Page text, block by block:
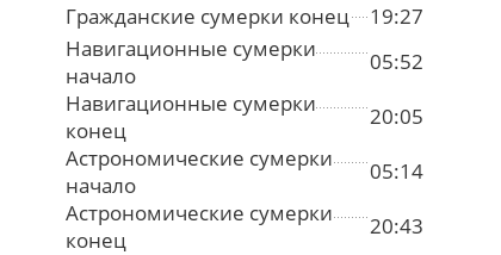
Гражданские сумерки конец
19:27
Навигационные сумерки
начало
05:52
Навигационные сумерки
конец
20:05
Астрономические сумерки
начало
05:14
Астрономические сумерки
конец
20:43